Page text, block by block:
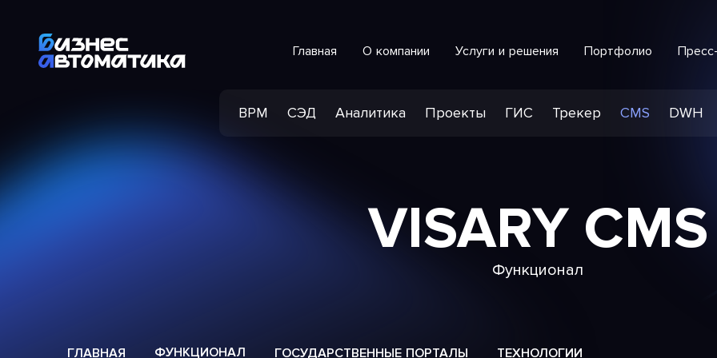
Главная О компании Услуги и решения Портфолио
BPM СЭД Аналитика Проекты ГИС Трекер CMS DWH
VISARY СMS
Функционал
ГЛАВНАЯ ФУНКЦИОНАЛ ГОСУДАРСТВЕННЫЕ ПОРТАЛЫ ТЕХНОЛОГИИ